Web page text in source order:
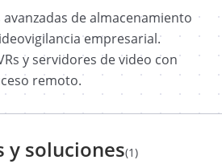
de almacenamiento
empresarial.
y servidores de video con
remoto.
y soluciones(1)